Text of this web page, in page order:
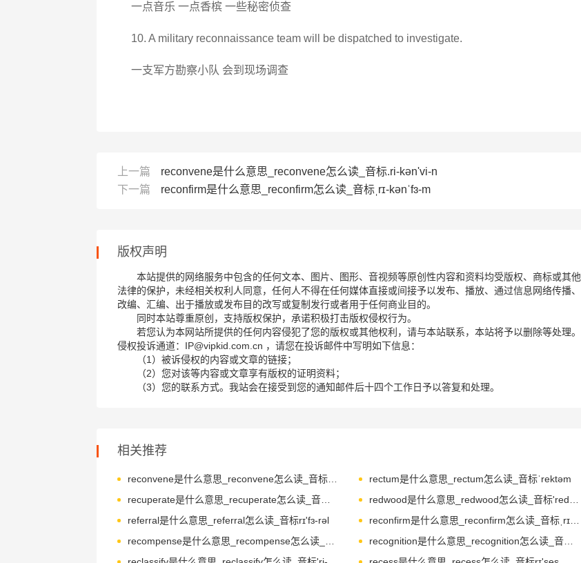
一点音乐 一点香槟 一些秘密侦查
10. A military reconnaissance team will be dispatched to investigate.
一支军方勘察小队 会到现场调查
上一篇
reconvene是什么意思_reconvene怎么读_音标.ri-kәn'vi-n
下一篇
reconfirm是什么意思_reconfirm怎么读_音标ˌrɪ-kənˈfɜ-m
版权声明
本站提供的网络服务中包含的任何文本、图片、图形、音视频等原创性内容和资料均受版权、商标或其他
法律的保护，未经相关权利人同意，任何人不得在任何媒体直接或间接予以发布、播放、通过信息网络传播、
改编、汇编、出于播放或发布目的改写或复制发行或者用于任何商业目的。
同时本站尊重原创，支持版权保护，承诺积极打击版权侵权行为。
若您认为本网站所提供的任何内容侵犯了您的版权或其他权利，请与本站联系，本站将予以删除等处理。
侵权投诉通道：IP@vipkid.com.cn ，请您在投诉邮件中写明如下信息：
（1）被诉侵权的内容或文章的链接；
（2）您对该等内容或文章享有版权的证明资料；
（3）您的联系方式。我站会在接受到您的通知邮件后十四个工作日予以答复和处理。
相关推荐
reconvene是什么意思_reconvene怎么读_音标.ri-kәn'vi-n
rectum是什么意思_rectum怎么读_音标ˈrektəm
recuperate是什么意思_recuperate怎么读_音标rɪ'ku-pəreɪt
referral是什么意思_referral怎么读_音标rɪ'fɜ-rəl
reconfirm是什么意思_reconfirm怎么读_音标ˌrɪ-kənˈfɜ-m
recognition是什么意思_recognition怎么读_音标ˌrekəgˈnɪʃn